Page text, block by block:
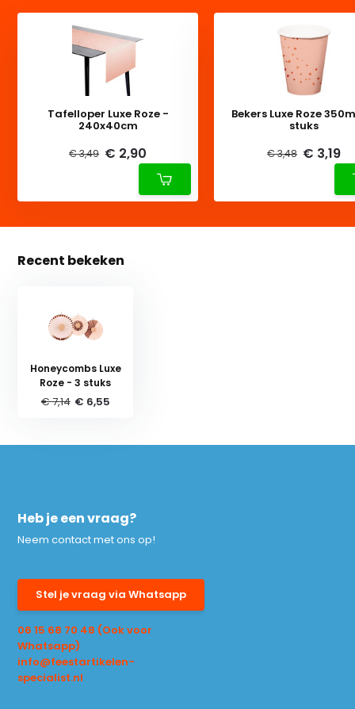
Tafelloper Luxe Roze -
240x40cm
€ 3,49 € 2,90
Bekers Luxe Roze
stuks
€ 3,48 € 3,19
Recent bekeken
Honeycombs Luxe
Roze - 3 stuks
€ 7,14 € 6,55
Heb je een vraag?
Neem contact met ons op!
Stel je vraag via Whatsapp
06 15 68 70 48 (Ook voor
Whatsapp)
info@feestartikelen-
specialist.nl